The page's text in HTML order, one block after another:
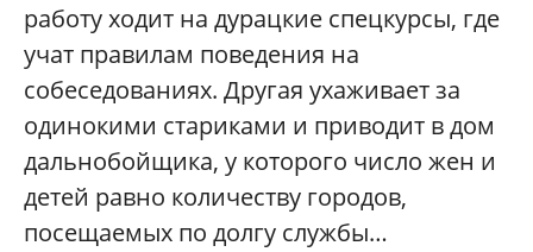
работу ходит на дурацкие спецкурсы, где
учат правилам поведения на
собеседованиях. Другая ухаживает за
одинокими стариками и приводит в дом
дальнобойщика, у которого число жен и
детей равно количеству городов,
посещаемых по долгу службы…